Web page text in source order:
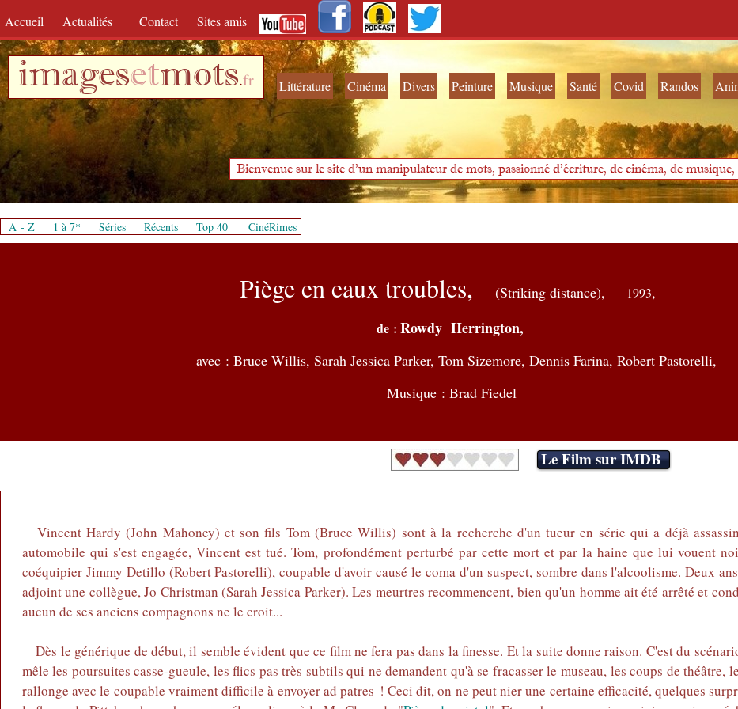
Accueil Actualités Contact Sites amis
imagesetmots.fr Littérature Cinéma Divers Peinture Musique Santé Covid Randos
Bienvenue sur le site d'un manipulateur de mots, passionné d'écriture, de cinéma, de musique,
A - Z 1 à 7* Séries Récents Top 40 CinéRimes
Piège en eaux troubles, (Striking distance), 1993,
de : Rowdy Herrington,
avec : Bruce Willis, Sarah Jessica Parker, Tom Sizemore, Dennis Farina, Robert Pastorelli,
Musique : Brad Fiedel
Le Film sur IMDB
Vincent Hardy (John Mahoney) et son fils Tom (Bruce Willis) sont à la recherche d'un tueur en série qui a déjà
automobile qui s'est engagée, Vincent est tué. Tom, profondément perturbé par cette mort et par la haine que lui vouent
coéquipier Jimmy Detillo (Robert Pastorelli), coupable d'avoir causé le coma d'un suspect, sombre dans l'alcoolisme. Deux
adjoint une collègue, Jo Christman (Sarah Jessica Parker). Les meurtres recommencent, bien qu'un homme ait été arrêté et
aucun de ses anciens compagnons ne le croit...
Dès le générique de début, il semble évident que ce film ne fera pas dans la finesse. Et la suite donne raison. C'est du
mêle les poursuites casse-gueule, les flics pas très subtils qui ne demandent qu'à se fracasser le museau, les coups de théâtre,
rallonge avec le coupable vraiment difficile à envoyer ad patres ! Ceci dit, on ne peut nier une certaine efficacité, quelques